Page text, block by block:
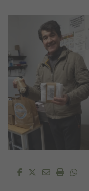
Facebook
Twitter
Email